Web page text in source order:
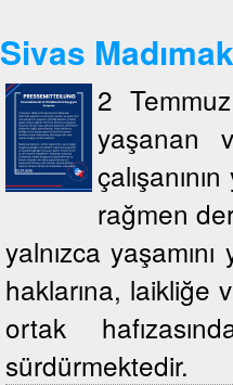
Sivas
2
yaşanan
rağmen
yalnızca
haklarına, laikliğe
ortak
sürdürmektedir.